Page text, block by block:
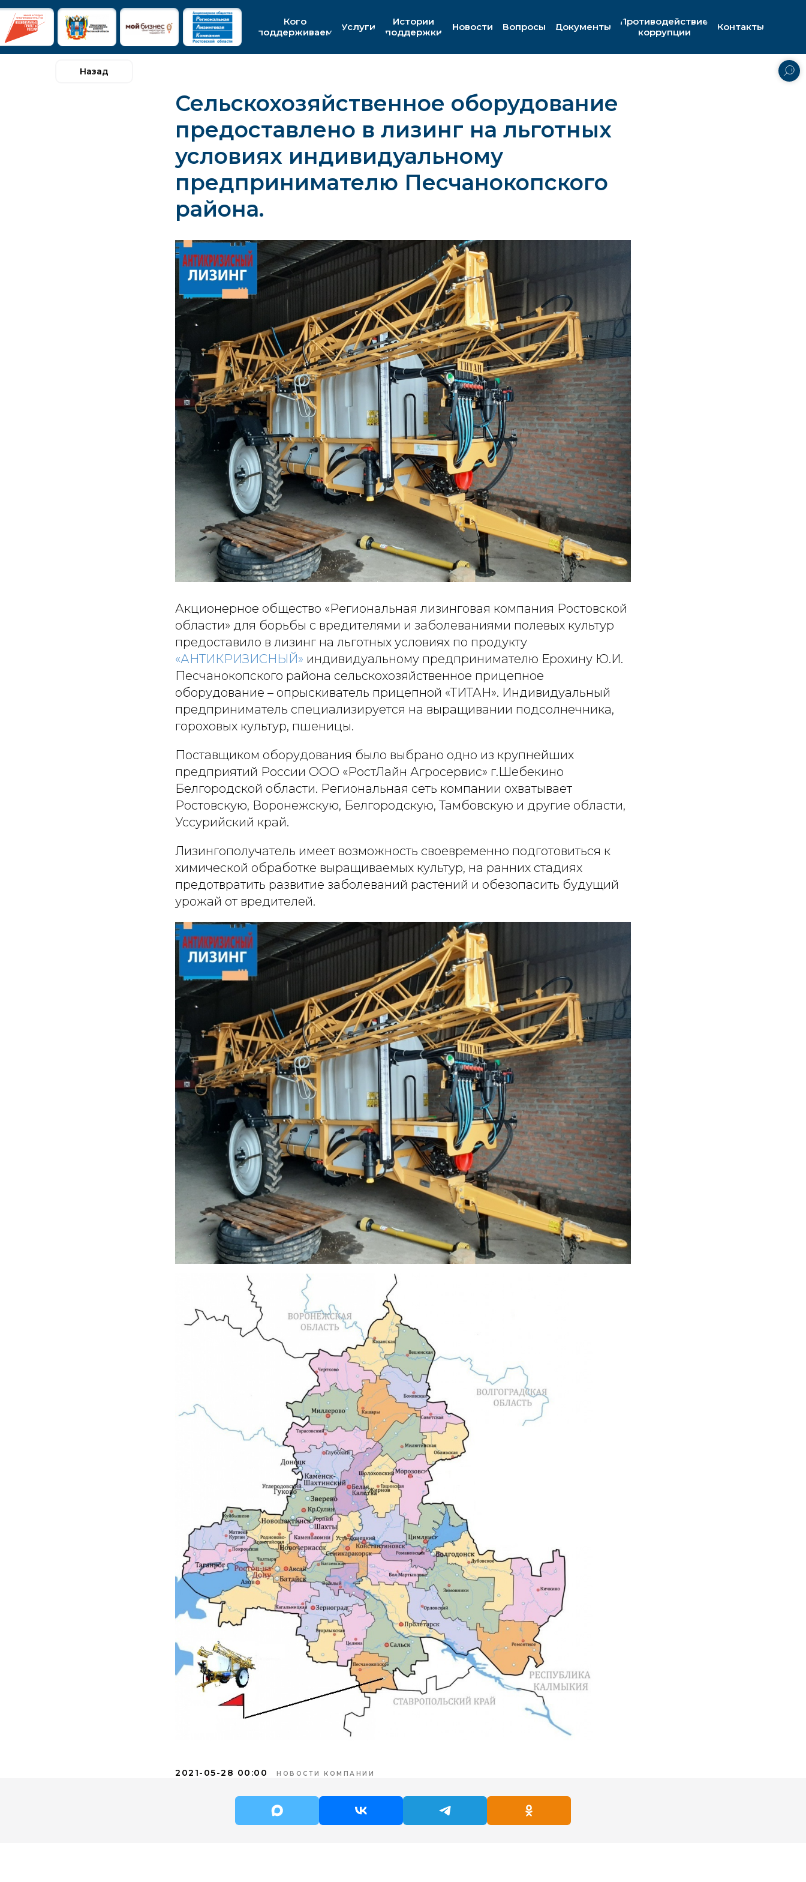
Кого
поддерживаем
Услуги
Истории
поддержки
Вопросы Документы Контакты
Противодействие
коррупции
Новости
Назад
Сельскохозяйственное оборудование
предоставлено в лизинг на льготных
условиях индивидуальному
предпринимателю Песчанокопского
района.
Акционерное общество «Региональная лизинговая компания Ростовской
области» для борьбы с вредителями и заболеваниями полевых культур
предоставило в лизинг на льготных условиях по продукту
«АНТИКРИЗИСНЫЙ» индивидуальному предпринимателю Ерохину Ю.И.
Песчанокопского района сельскохозяйственное прицепное
оборудование – опрыскиватель прицепной «ТИТАН». Индивидуальный
предприниматель специализируется на выращивании подсолнечника,
гороховых культур, пшеницы.
Поставщиком оборудования было выбрано одно из крупнейших
предприятий России ООО «РостЛайн Агросервис» г.Шебекино
Белгородской области. Региональная сеть компании охватывает
Ростовскую, Воронежскую, Белгородскую, Тамбовскую и другие области,
Уссурийский край.
Лизингополучатель имеет возможность своевременно подготовиться к
химической обработке выращиваемых культур, на ранних стадиях
предотвратить развитие заболеваний растений и обезопасить будущий
урожай от вредителей.
2021-05-28 00:00 НОВОСТИ КОМПАНИИ